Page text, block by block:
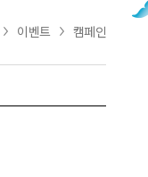
이벤트 캠페인